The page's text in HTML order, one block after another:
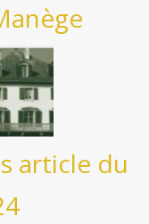
article du